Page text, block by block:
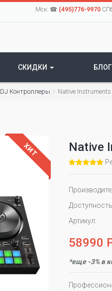
Мск: ☎ (495)776-9970
СКИДКИ БЛОГ
DJ Контроллеры Native
ХИТ Native
Артикул:
58990
*еще -3% в